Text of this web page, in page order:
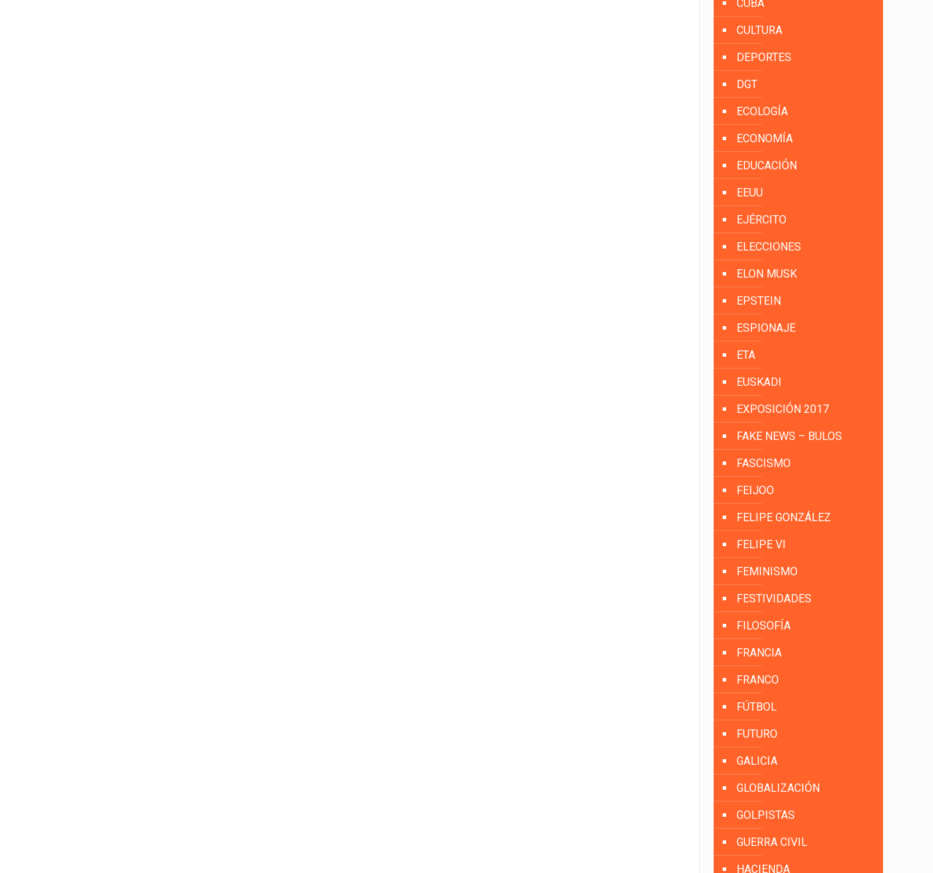
CUBA
CULTURA
DEPORTES
DGT
ECOLOGÍA
ECONOMÍA
EDUCACIÓN
EEUU
EJÉRCITO
ELECCIONES
ELON MUSK
EPSTEIN
ESPIONAJE
ETA
EUSKADI
EXPOSICIÓN 2017
FAKE NEWS – BULOS
FASCISMO
FEIJOO
FELIPE GONZÁLEZ
FELIPE VI
FEMINISMO
FESTIVIDADES
FILOSOFÍA
FRANCIA
FRANCO
FÚTBOL
FUTURO
GALICIA
GLOBALIZACIÓN
GOLPISTAS
GUERRA CIVIL
HACIENDA